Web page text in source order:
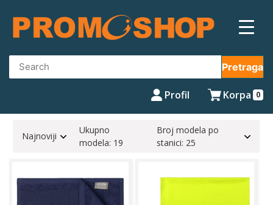
content
Pretraga
Profil Korpa 0
Najnoviji
Ukupno
modela: 19
Broj modela po
stanici: 25